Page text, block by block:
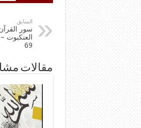
السابق
سور
69
مقالات